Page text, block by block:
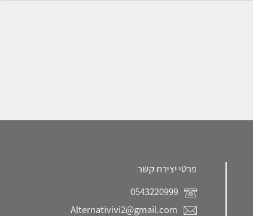
פרטי יצירת קשר
Alternativivi2@gmail.com